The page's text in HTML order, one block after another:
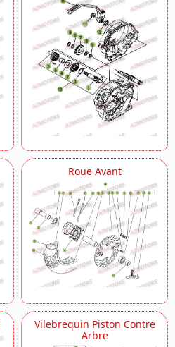
Roue Avant
Vilebrequin Piston Contre
Arbre